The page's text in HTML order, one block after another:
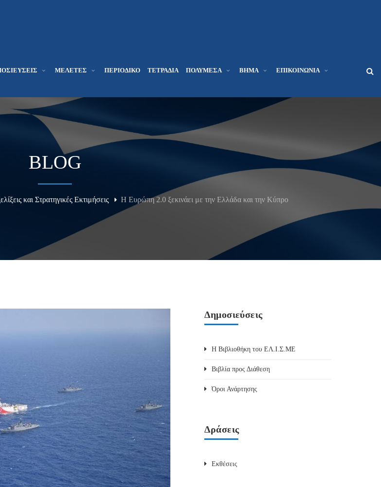
ΜΕΛΕΤΕΣ ΠΕΡΙΟΔΙΚΌ ΤΕΤΡΆΔΙΑ ΠΟΛΥΜΈΣΑ ΒΉΜΑ ΕΠΙΚΟΙΝΩΝΊΑ
BLOG
και Στρατηγικές Εκτιμήσεις Η Ευρώπη 2.0 ξεκινάει με την Ελλάδα και την Κύπρο
Δημοσιεύσεις
Η Βιβλιοθήκη του ΕΛ.Ι.Σ.ΜΕ
Βιβλία προς Διάθεση
Όροι Ανάρτησης
Δράσεις
Εκθέσεις